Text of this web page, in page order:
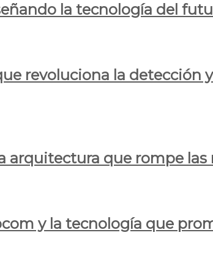
la tecnología del
revoluciona la detección
arquitectura que rompe
y la tecnología que